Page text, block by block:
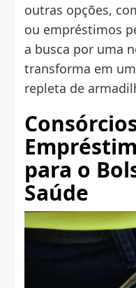
outras opções,
ou empréstimos
a busca por uma
transforma em
repleta de
para o
Saúde